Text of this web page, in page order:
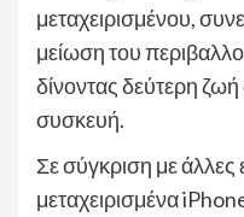
μεταχειρισμένου,
μείωση του
δίνοντας δεύτερη
συσκευή.
Σε σύγκριση με άλλες
μεταχειρισμένα